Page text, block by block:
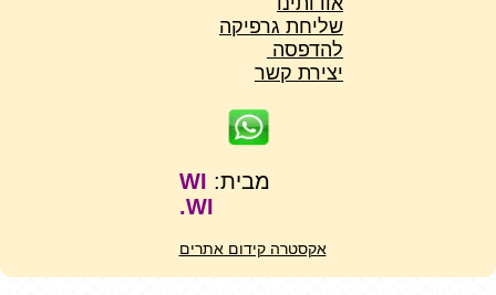
מבית: WI
WI.
שליחת גרפיקה
להדפסה
יצירת קשר
אקסטרה קידום אתרים